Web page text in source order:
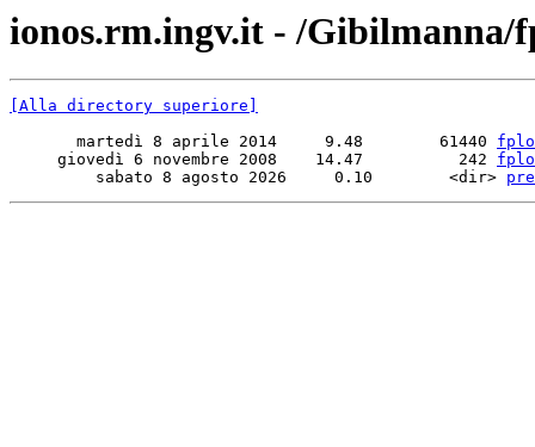
ionos.rm.ingv.it - /Gibilmanna/
[Alla directory superiore]
       martedì 8 aprile 2014     9.48        61440
     giovedì 6 novembre 2008    14.47          242
         sabato 8 agosto 2026     0.10        <dir>